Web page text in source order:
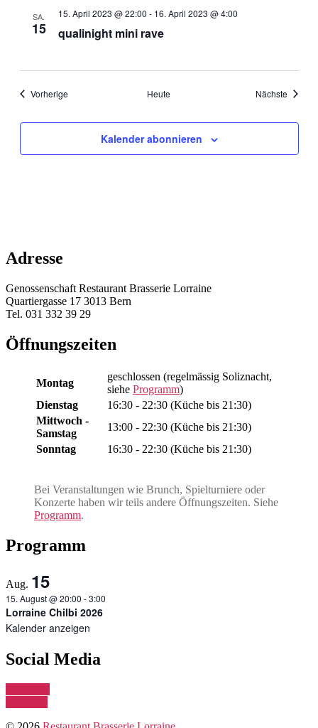
SA.
15 qualinight mini rave
15. April 2023 @ 22:00 - 16. April 2023 @ 4:00
VorherigeVeranstaltungen Heute Nächste
Kalender abonnieren
Adresse
Genossenschaft Restaurant Brasserie Lorraine
Quartiergasse 17 3013 Bern
Tel. 031 332 39 29
Öffnungszeiten
Montag
geschlossen (regelmässig Soliznacht,
siehe Programm)
Dienstag
16:30 - 22:30 (Küche bis 21:30)
Mittwoch -
Samstag
13:00 - 22:30 (Küche bis 21:30)
Sonntag
16:30 - 22:30 (Küche bis 21:30)
Bei Veranstaltungen wie Brunch, Spielturniere oder
Konzerte haben wir teils andere Öffnungszeiten. Siehe
Programm.
Programm
Aug. 15
15. August @ 20:00 -3:00
Lorraine Chilbi 2026
Kalender anzeigen
Social Media